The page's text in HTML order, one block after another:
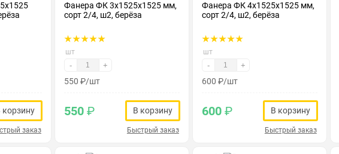
корзину
заказ
Фанера ФК 3х1525х1525 мм,
сорт 2/4, ш2, берёза
шт
- +
550 ₽/шт
550₽ В корзину
Быстрый заказ
Фанера ФК 4х1525х1525 мм,
сорт 2/4, ш2, берёза
шт
- +
600 ₽/шт
600₽ В корзину
Быстрый заказ